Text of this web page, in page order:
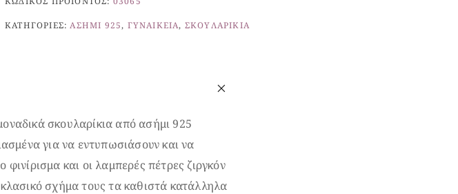
ΚΑΤΗΓΟΡΊΕΣ:ΑΣΉΜΙ 925, ΓΥΝΑΙΚΕΊΑ, ΣΚΟΥΛΑΡΊΚΙΑ
σκουλαρίκια από ασήμι 925
για να εντυπωσιάσουν και να
και οι λαμπερές πέτρες ζιργκόν
σχήμα τους τα καθιστά κατάλληλα